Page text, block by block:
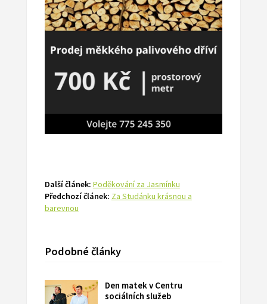
Další článek: Poděkování za Jasmínku
Předchozí článek: Za Studánku krásnou a
barevnou
Podobné články
Den matek v Centru
sociálních služeb